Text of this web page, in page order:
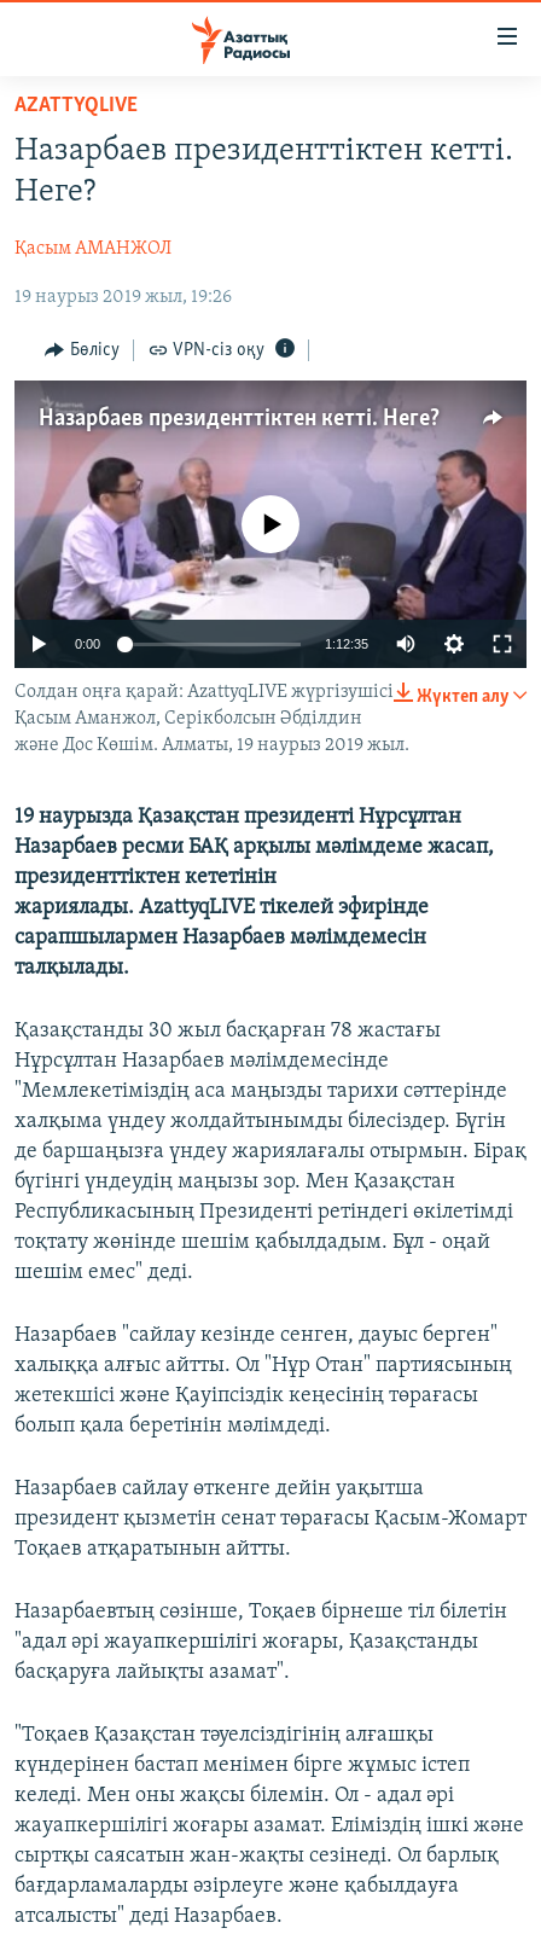
Skip
main
content
to
Navigation
Search
ЖАҢАЛЫҚТАР
САЯСАТ
ҚАҢТАР ОҚИҒАСЫ
АДАМ ҚҰҚЫҚТАРЫ
ӘЛЕУМЕТ
ӘЛЕМ
АРНАЙЫ ЖОБАЛАР
Русский
ЖАЗЫЛЫҢЫЗ
Басқа тілдерде
AZATTYQLIVE
Назарбаев президенттіктен кетті.
Неге?
Қасым АМАНЖОЛ
19 наурыз 2019 жыл, 19:26
Бөлісу VPN-сіз оқу
Назарбаев президенттіктен кетті. Неге?
No media source currently available
0:00 1:12:35
Жүктеп алу
Солдан оңға қарай: AzattyqLIVE жүргізушісі
Қасым Аманжол, Серікболсын Әбділдин
және Дос Көшім. Алматы, 19 наурыз 2019 жыл.
19 наурызда Қазақстан президенті Нұрсұлтан
Назарбаев ресми БАҚ арқылы мәлімдеме жасап,
президенттіктен кететінін
жариялады. AzattyqLIVE тікелей эфирінде
сарапшылармен Назарбаев мәлімдемесін
талқылады.
Қазақстанды 30 жыл басқарған 78 жастағы
Нұрсұлтан Назарбаев мәлімдемесінде
"Мемлекетіміздің аса маңызды тарихи сәттерінде
халқыма үндеу жолдайтынымды білесіздер. Бүгін
де баршаңызға үндеу жариялағалы отырмын. Бірақ
бүгінгі үндеудің маңызы зор. Мен Қазақстан
Республикасының Президенті ретіндегі өкілетімді
тоқтату жөнінде шешім қабылдадым. Бұл ­- оңай
шешім емес" деді.
Назарбаев "сайлау кезінде сенген, дауыс берген"
халыққа алғыс айтты. Ол "Нұр Отан" партиясының
жетекшісі және Қауіпсіздік кеңесінің төрағасы
болып қала беретінін мәлімдеді.
Назарбаев сайлау өткенге дейін уақытша
президент қызметін сенат төрағасы Қасым-Жомарт
Тоқаев атқаратынын айтты.
Назарбаевтың сөзінше, Тоқаев бірнеше тіл білетін
"адал әрі жауапкершілігі жоғары, Қазақстанды
басқаруға лайықты азамат".
"Тоқаев Қазақстан тәуелсіздігінің алғашқы
күндерінен бастап менімен бірге жұмыс істеп
келеді. Мен оны жақсы білемін. Ол - адал әрі
жауапкершілігі жоғары азамат. Еліміздің ішкі және
сыртқы саясатын жан-жақты сезінеді. Ол барлық
бағдарламаларды әзірлеуге және қабылдауға
атсалысты" деді Назарбаев.